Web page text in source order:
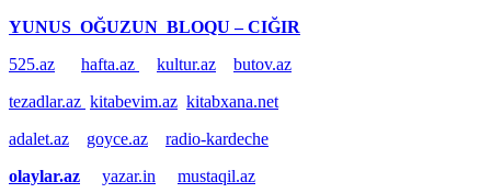
YUNUS OĞUZUN BLOQU – CIĞIR
525.az
hafta.az kultur.az
butov.az
tezadlar.az kitabevim.az kitabxana.net
adalet.az
goyce.az
radio-kardeche
olaylar.az
yazar.in
mustaqil.az